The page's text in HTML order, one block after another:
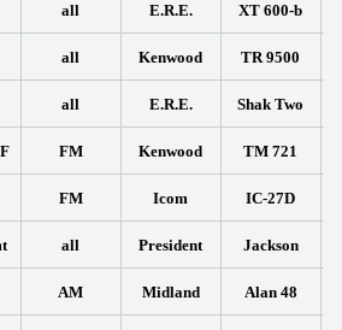
all E.R.E. XT 600-b
all Kenwood TR 9500
all E.R.E. Shak Two
FM Kenwood TM 721
FM Icom IC-27D
all President Jackson
AM Midland Alan 48